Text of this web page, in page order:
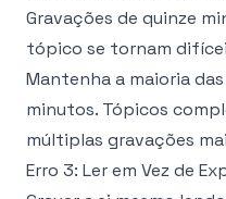
Gravações de quinze
tópico se tornam
Mantenha a maioria
minutos. Tópicos
múltiplas gravações
Erro 3: Ler em Vez de